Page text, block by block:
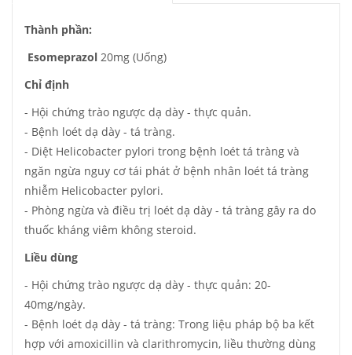
Thành phần:
Esomeprazol 20mg (Uống)
Chỉ định
- Hội chứng trào ngược dạ dày - thực quản.
- Bệnh loét dạ dày - tá tràng.
- Diệt Helicobacter pylori trong bệnh loét tá tràng và
ngăn ngừa nguy cơ tái phát ở bệnh nhân loét tá tràng
nhiễm Helicobacter pylori.
- Phòng ngừa và điều trị loét dạ dày - tá tràng gây ra do
thuốc kháng viêm không steroid.
Liều dùng
- Hội chứng trào ngược dạ dày - thực quản: 20-
40mg/ngày.
- Bệnh loét dạ dày - tá tràng: Trong liệu pháp bộ ba kết
hợp với amoxicillin và clarithromycin, liều thường dùng